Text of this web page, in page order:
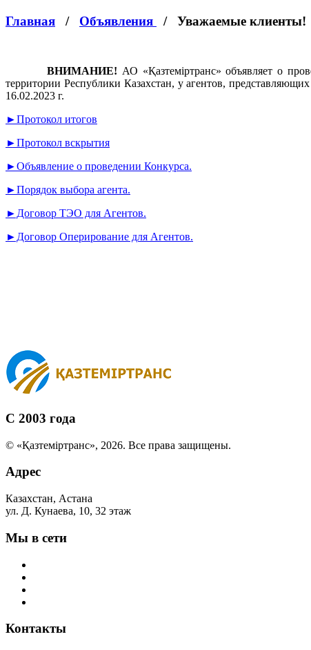
Главная / Объявления / Уважаемые клиенты!
ВНИМАНИЕ! АО «Қазтеміртранс» объявляет о
территории Республики Казахстан, у агентов,
16.02.2023 г.
►Протокол итогов
►Протокол вскрытия
►Объявление о проведении Конкурса.
►Порядок выбора агента.
►Договор ТЭО для Агентов.
►Договор Оперирование для Агентов.
С 2003 года
© «Қазтеміртранс», 2026. Все права защищены.
Адрес
Казахстан, Астана
ул. Д. Кунаева, 10, 32 этаж
Мы в сети
Контакты